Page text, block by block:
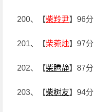
200、【柴羚尹】96分
201、【柴菀烛】97分
202、【柴腾静】87分
203、【柴树友】94分